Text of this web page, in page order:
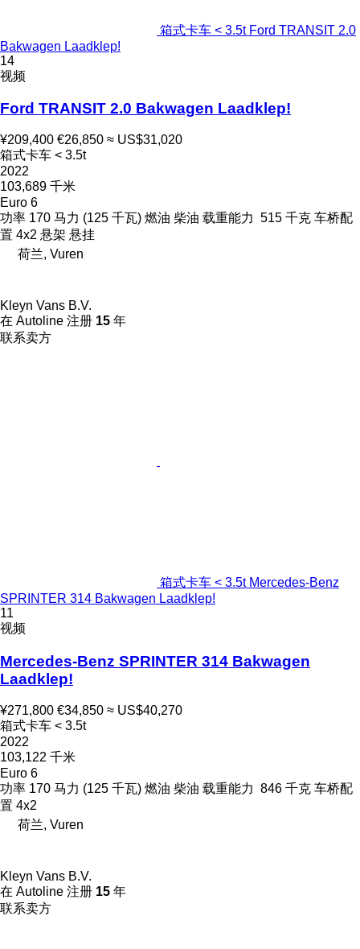
箱式卡车 < 3.5t Ford TRANSIT 2.0
Bakwagen Laadklep!
14
视频
Ford TRANSIT 2.0 Bakwagen Laadklep!
¥209,400 €26,850 ≈ US$31,020
箱式卡车 < 3.5t
2022
103,689 千米
Euro 6
功率 170 马力 (125 千瓦) 燃油 柴油 载重能力 515 千克 车桥配
置 4x2 悬架 悬挂
荷兰, Vuren
Kleyn Vans B.V.
在 Autoline 注册 15 年
联系卖方
箱式卡车 < 3.5t Mercedes-Benz
SPRINTER 314 Bakwagen Laadklep!
11
视频
Mercedes-Benz SPRINTER 314 Bakwagen
Laadklep!
¥271,800 €34,850 ≈ US$40,270
箱式卡车 < 3.5t
2022
103,122 千米
Euro 6
功率 170 马力 (125 千瓦) 燃油 柴油 载重能力 846 千克 车桥配
置 4x2
荷兰, Vuren
Kleyn Vans B.V.
在 Autoline 注册 15 年
联系卖方